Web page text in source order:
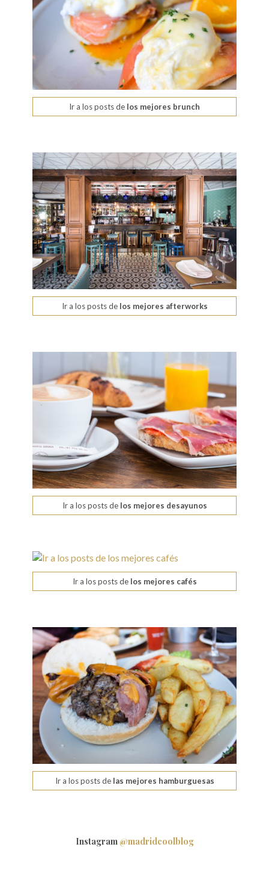
Ir a los posts de los mejores brunch
Ir a los posts delos mejores afterworks
Ir a los posts delos mejores desayunos
Ir a los posts delos mejores cafés
Ir a los posts delas mejores hamburguesas
Instagram @madridcoolblog